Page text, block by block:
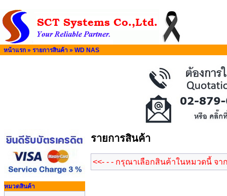
หน้าแรก » รายการสินค้า » WD NAS
หมวดสินค้า
รายการสินค้า
<<- - - กรุณาเลือกสินค้าในหมวดนี้ จา